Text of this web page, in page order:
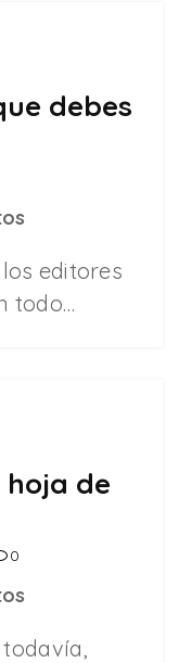
debes
editores
todo…
de
0